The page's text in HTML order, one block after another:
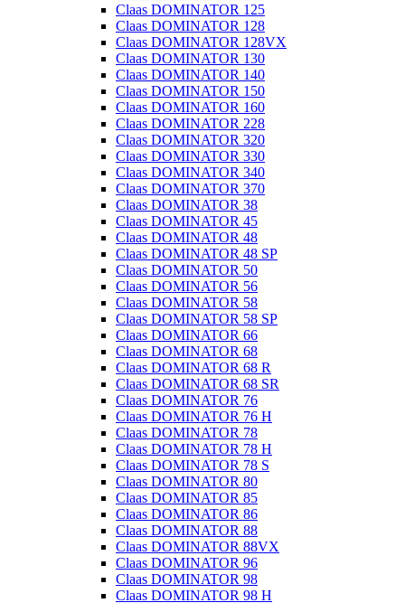
Claas DOMINATOR 125
Claas DOMINATOR 128
Claas DOMINATOR 128VX
Claas DOMINATOR 130
Claas DOMINATOR 140
Claas DOMINATOR 150
Claas DOMINATOR 160
Claas DOMINATOR 228
Claas DOMINATOR 320
Claas DOMINATOR 330
Claas DOMINATOR 340
Claas DOMINATOR 370
Claas DOMINATOR 38
Claas DOMINATOR 45
Claas DOMINATOR 48
Claas DOMINATOR 48 SP
Claas DOMINATOR 50
Claas DOMINATOR 56
Claas DOMINATOR 58
Claas DOMINATOR 58 SP
Claas DOMINATOR 66
Claas DOMINATOR 68
Claas DOMINATOR 68 R
Claas DOMINATOR 68 SR
Claas DOMINATOR 76
Claas DOMINATOR 76 H
Claas DOMINATOR 78
Claas DOMINATOR 78 H
Claas DOMINATOR 78 S
Claas DOMINATOR 80
Claas DOMINATOR 85
Claas DOMINATOR 86
Claas DOMINATOR 88
Claas DOMINATOR 88VX
Claas DOMINATOR 96
Claas DOMINATOR 98
Claas DOMINATOR 98 H